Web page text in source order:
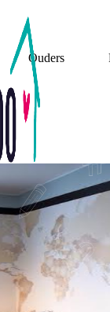
Ouders